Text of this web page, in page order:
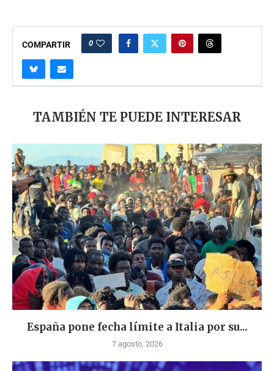
COMPARTIR 0
TAMBIÉN TE PUEDE INTERESAR
España pone fecha límite a Italia por su...
7 agosto, 2026